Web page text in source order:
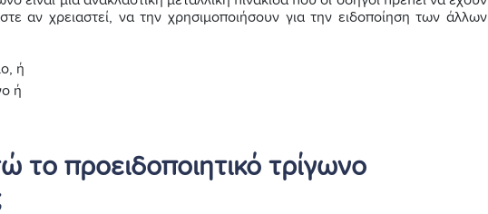
αν χρειαστεί, να την χρησιμοποιήσουν για την ειδοποίηση των άλλων
ή
ή
το προειδοποιητικό τρίγωνο